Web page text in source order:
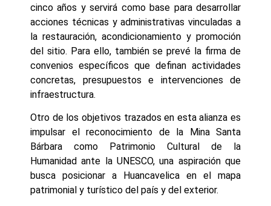
cinco años y servirá como base para desarrollar
acciones técnicas y administrativas vinculadas a
la restauración, acondicionamiento y promoción
del sitio. Para ello, también se prevé la firma de
convenios específicos que definan actividades
concretas, presupuestos e intervenciones de
infraestructura.
Otro de los objetivos trazados en esta alianza es
impulsar el reconocimiento de la Mina Santa
Bárbara como Patrimonio Cultural de la
Humanidad ante la UNESCO, una aspiración que
busca posicionar a Huancavelica en el mapa
patrimonial y turístico del país y del exterior.